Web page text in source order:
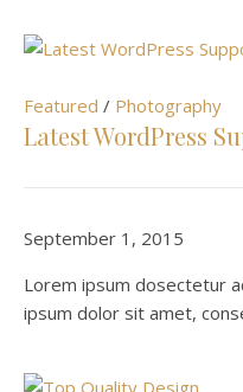
Featured / Photography
Latest WordPress
September 1, 2015
Lorem ipsum dosectetur
ipsum dolor sit amet,